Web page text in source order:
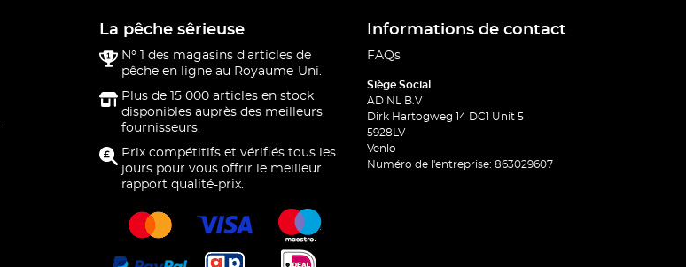
La pêche sêrieuse
N° 1 des magasins d'articles de
pêche en ligne au Royaume-Uni.
Plus de 15 000 articles en stock
disponibles auprès des meilleurs
fournisseurs.
Prix compétitifs et vérifiés tous les
jours pour vous offrir le meilleur
rapport qualité-prix.
Informations de contact
FAQs
Siège Social
AD NL B.V
Dirk Hartogweg 14 DC1 Unit 5
5928LV
Venlo
Numéro de l'entreprise: 863029607